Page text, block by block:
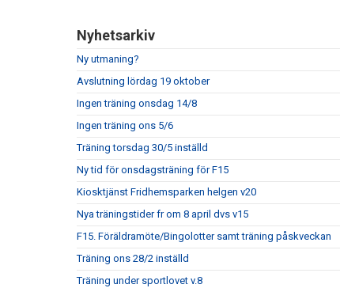
Nyhetsarkiv
Ny utmaning?
Avslutning lördag 19 oktober
Ingen träning onsdag 14/8
Ingen träning ons 5/6
Träning torsdag 30/5 inställd
Ny tid för onsdagsträning för F15
Kiosktjänst Fridhemsparken helgen v20
Nya träningstider fr om 8 april dvs v15
F15. Föräldramöte/Bingolotter samt träning påskveckan
Träning ons 28/2 inställd
Träning under sportlovet v.8